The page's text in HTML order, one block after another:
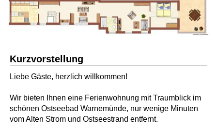
Kurzvorstellung
Liebe Gäste, herzlich willkommen!
Wir bieten Ihnen eine Ferienwohnung mit Traumblick im
schönen Ostseebad Warnemünde, nur wenige Minuten
vom Alten Strom und Ostseestrand entfernt.